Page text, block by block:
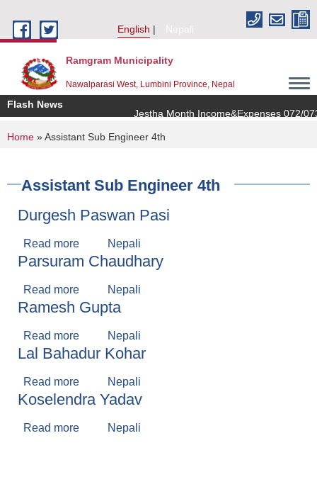
English
Nepali
Ramgram Municipality
Nawalparasi West, Lumbini Province, Nepal
Flash News
Jestha Month Income&Expenses 072/073
You are here
Home » Assistant Sub Engineer 4th
Assistant Sub Engineer 4th
Durgesh Paswan Pasi
Read more about Durgesh Paswan Pasi
Nepali
Parsuram Chaudhary
Read more about Parsuram Chaudhary
Nepali
Ramesh Gupta
Read more about Ramesh Gupta
Nepali
Lal Bahadur Kohar
Read more about Lal Bahadur Kohar
Nepali
Koselendra Yadav
Read more about Koselendra Yadav
Nepali